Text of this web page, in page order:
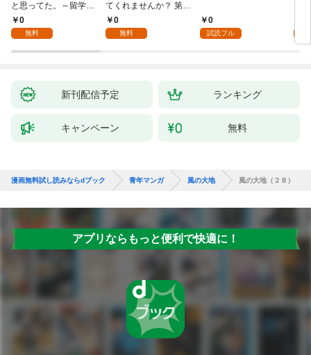
と思ってた。～留学し
た僕の留守中に、一途
な彼女が汚されるまで
0
無料
てくれませんか？ 第1
話0
無料
0
試読フル
新刊配信予定 ランキング
キャンペーン 無料
漫画無料試し読みならdブック 青年マンガ 風の大地 風の大地（２８）
アプリならもっと便利で快適に！